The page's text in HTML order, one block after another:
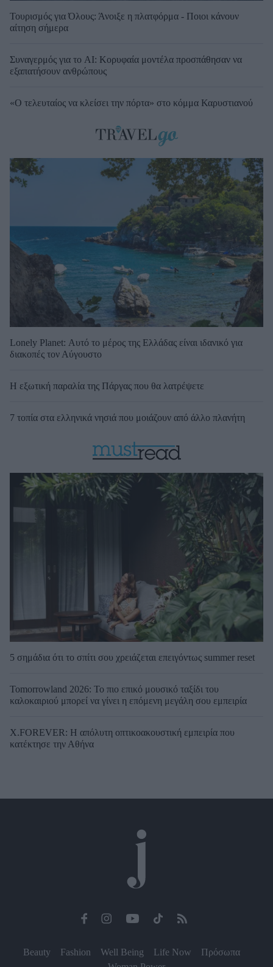
Τουρισμός για Όλους: Άνοιξε η πλατφόρμα - Ποιοι κάνουν
αίτηση σήμερα
Συναγερμός για το AI: Κορυφαία μοντέλα προσπάθησαν να
εξαπατήσουν ανθρώπους
«Ο τελευταίος να κλείσει την πόρτα» στο κόμμα Καρυστιανού
Lonely Planet: Αυτό το μέρος της Ελλάδας είναι ιδανικό για
διακοπές τον Αύγουστο
Η εξωτική παραλία της Πάργας που θα λατρέψετε
7 τοπία στα ελληνικά νησιά που μοιάζουν από άλλο πλανήτη
5 σημάδια ότι το σπίτι σου χρειάζεται επειγόντως summer reset
Tomorrowland 2026: Το πιο επικό μουσικό ταξίδι του
καλοκαιριού μπορεί να γίνει η επόμενη μεγάλη σου εμπειρία
X.FOREVER: Η απόλυτη οπτικοακουστική εμπειρία που
κατέκτησε την Αθήνα
Beauty Fashion Well Being Life Now
Πρόσωπα